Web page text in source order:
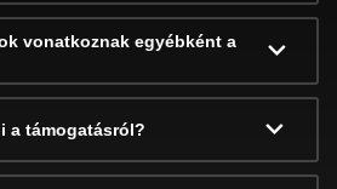
vonatkoznak egyébként a
a támogatásról?